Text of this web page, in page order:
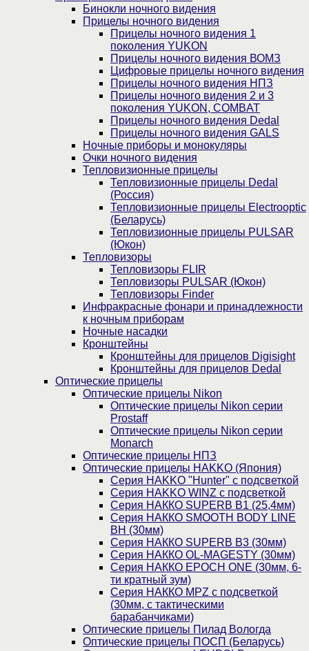
Бинокли ночного видения
Прицелы ночного видения
Прицелы ночного видения 1
поколения YUKON
Прицелы ночного видения ВОМЗ
Цифровые прицелы ночного видения
Прицелы ночного видения НПЗ
Прицелы ночного видения 2 и 3
поколения YUKON, COMBAT
Прицелы ночного видения Dedal
Прицелы ночного видения GALS
Ночные приборы и монокуляры
Очки ночного видения
Тепловизионные прицелы
Тепловизионные прицелы Dedal
(Россия)
Тепловизионные прицелы Electrooptic
(Беларусь)
Тепловизионные прицелы PULSAR
(Юкон)
Тепловизоры
Тепловизоры FLIR
Тепловизоры PULSAR (Юкон)
Тепловизоры Finder
Инфракрасные фонари и принадлежности
к ночным приборам
Ночные насадки
Кронштейны
Кронштейны для прицелов Digisight
Кронштейны для прицелов Dedal
Оптические прицелы
Оптические прицелы Nikon
Оптические прицелы Nikon серии
Prostaff
Оптические прицелы Nikon серии
Monarch
Оптические прицелы НПЗ
Оптические прицелы HAKKO (Япония)
Cерия HAKKO "Hunter" с подсветкой
Серия НAKKO WINZ с подсветкой
Серия НАККО SUPERB B1 (25,4мм)
Серия НАККО SMOOTH BODY LINE
BH (30мм)
Серия НАККО SUPERB B3 (30мм)
Серия НАККО OL-MAGESTY (30мм)
Серия НАККО EPOCH ONE (30мм, 6-
ти кратный зум)
Серия НАККО MPZ с подсветкой
(30мм, c тактическими
барабанчиками)
Оптические прицелы Пилад Вологда
Оптические прицелы ПОСП (Беларусь)